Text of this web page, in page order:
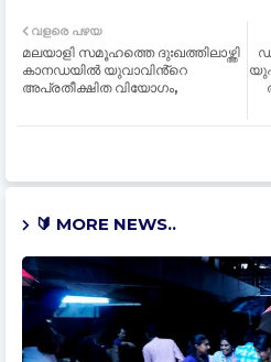
വളരെ പഴയ
മലയാളി സമൂഹത്തെ ദുഃഖത്തിലാഴ്ത്തി
കാനഡയിൽ യുവാവിൻ്റെ
അപ്രതീക്ഷിത വിയോഗം,
🔰 MORE NEWS..